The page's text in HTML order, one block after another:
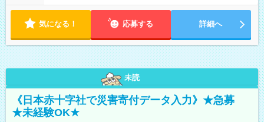
気になる！ 応募する 詳細へ
未読
《日本赤十字社で災害寄付データ入力》★急募
★未経験OK★